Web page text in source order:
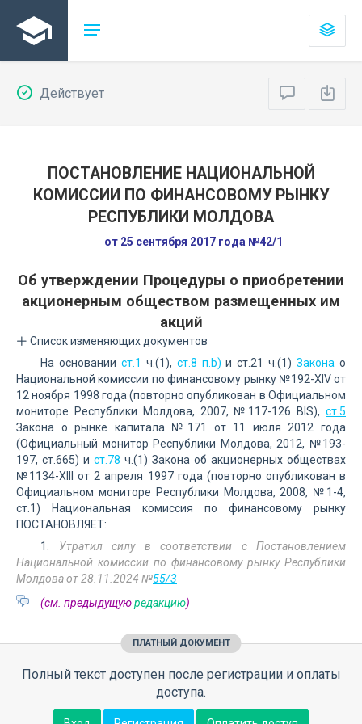
Действует
ПОСТАНОВЛЕНИЕ НАЦИОНАЛЬНОЙ
КОМИССИИ ПО ФИНАНСОВОМУ РЫНКУ
РЕСПУБЛИКИ МОЛДОВА
от 25 сентября 2017 года №42/1
Об утверждении Процедуры о приобретении
акционерным обществом размещенных им
акций
Список изменяющих документов
На основании ст.1 ч.(1), ст.8 п.b) и ст.21 ч.(1)Закона о
Национальной комиссии по финансовому рынку №192-XIV от
12 ноября 1998 года (повторно опубликован в Официальном
мониторе Республики Молдова, 2007, №117-126 BIS), ст.5
Закона о рынке капитала №171 от 11 июля 2012 года
(Официальный монитор Республики Молдова, 2012, №193-
197, ст.665) и ст.78 ч.(1) Закона об акционерных обществах
№1134-XIII от 2 апреля 1997 года (повторно опубликован в
Официальном мониторе Республики Молдова, 2008, №1-4,
ст.1) Национальная комиссия по финансовому рынку
ПОСТАНОВЛЯЕТ:
1. Утратил силу в соответствии с Постановлением
Национальной комиссии по финансовому рынку Республики
Молдова от 28.11.2024 №55/3
(см. предыдущуюредакцию)
ПЛАТНЫЙ ДОКУМЕНТ
Полный текст доступен после регистрации и оплаты
доступа.